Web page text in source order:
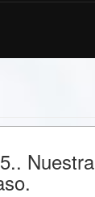
Nuestra